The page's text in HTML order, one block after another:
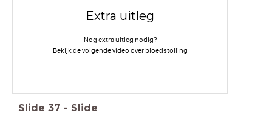
Extra uitleg
Nog extra uitleg nodig?
Bekijk de volgende video over bloedstolling
Slide 37 - Slide